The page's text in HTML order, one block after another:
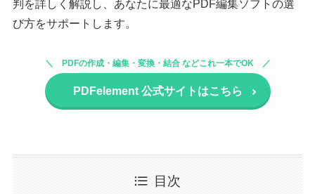
判を詳しく解説し、あなたに最適なPDF編集ソフトの選
び方をサポートします。
PDFの作成・編集・変換・結合 などこれ一本でOK
PDFelement 公式サイトはこちら
目次